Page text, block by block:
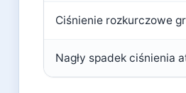
Ciśnienie rozkurczowe
Nagły spadek ciśnienia